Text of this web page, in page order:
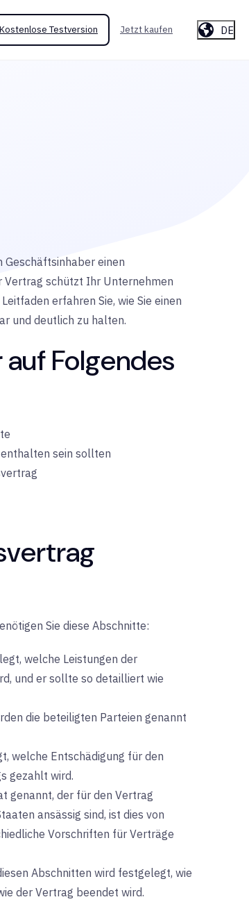
Kostenlose Testversion Jetzt kaufen DE
Geschäftsinhaber einen
schützt Ihr Unternehmen
erfahren Sie, wie Sie einen
und deutlich zu halten.
Folgendes
sein sollten
Sie diese Abschnitte:
welche Leistungen der
und er sollte so detailliert wie
die beteiligten Parteien genannt
welche Entschädigung für den
gezahlt wird.
genannt, der für den Vertrag
ansässig sind, ist dies von
Vorschriften für Verträge
Abschnitten wird festgelegt, wie
der Vertrag beendet wird.